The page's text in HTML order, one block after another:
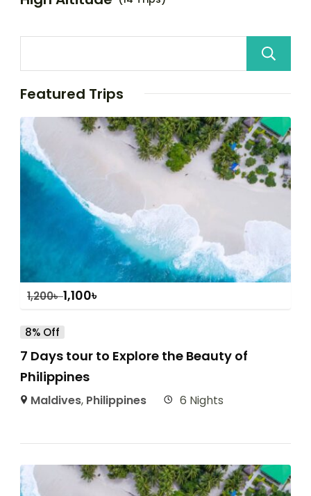
Featured Trips
1,200৳1,100৳
8% Off
7 Days tour to Explore the Beauty of
Philippines
Maldives, Philippines 6 Nights